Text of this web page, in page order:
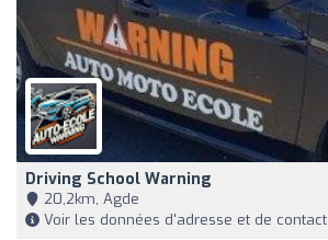
Driving School Warning
20,2km, Agde
Voir les données d'adresse et de contact